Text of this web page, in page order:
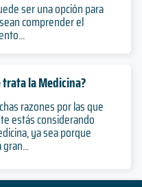
ser una opción para
comprender el
trata la Medicina?
razones por las que
estás considerando
ya sea porque